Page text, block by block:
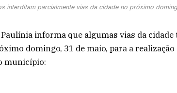
interditam parcialmente vias da cidade no próximo
informa que algumas vias da cidade
domingo, 31 de maio, para a realização
município: